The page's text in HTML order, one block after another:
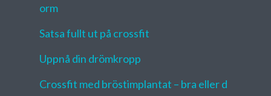
orm
Satsa fullt ut på crossfit
Uppnå din drömkropp
Crossfit med bröstimplantat – bra eller d